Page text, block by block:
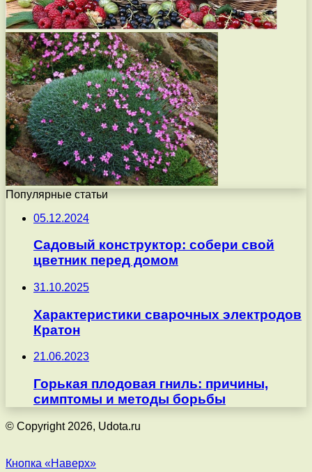
Популярные статьи
05.12.2024
Садовый конструктор: собери свой
цветник перед домом
31.10.2025
Характеристики сварочных электродов
Кратон
21.06.2023
Горькая плодовая гниль: причины,
симптомы и методы борьбы
© Copyright 2026, Udota.ru
Кнопка «Наверх»